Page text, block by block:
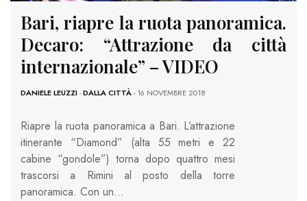
Bari, riapre la ruota panoramica.
Decaro: “Attrazione da città
internazionale” – VIDEO
DANIELE LEUZZI-DALLA CITTÀ- 16 NOVEMBRE 2018
Riapre la ruota panoramica a Bari. L’attrazione
itinerante “Diamond” (alta 55 metri e 22
cabine “gondole”) torna dopo quattro mesi
trascorsi a Rimini al posto della torre
panoramica. Con un…